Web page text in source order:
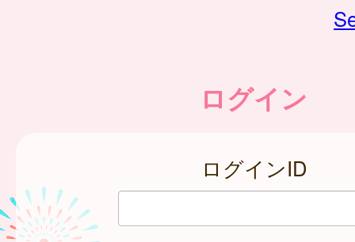
ログイン
ログインID